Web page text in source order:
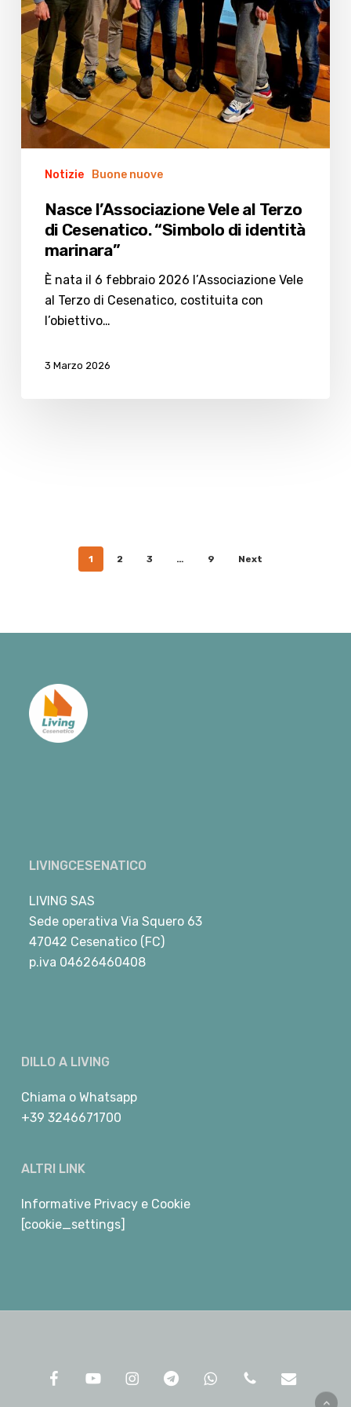
Notizie Buone nuove
Nasce l’Associazione Vele al Terzo
di Cesenatico. “Simbolo di identità
marinara”
È nata il 6 febbraio 2026 l’Associazione Vele
al Terzo di Cesenatico, costituita con
l’obiettivo…
3 Marzo 2026
1 2 3 … 9 Next
LIVINGCESENATICO
LIVING SAS
Sede operativa Via Squero 63
47042 Cesenatico (FC)
p.iva 04626460408
DILLO A LIVING
Chiama o Whatsapp
+39 3246671700
ALTRI LINK
Informative Privacy e Cookie
[cookie_settings]
facebookyoutubeinstagramtelegramwhatsappphone email